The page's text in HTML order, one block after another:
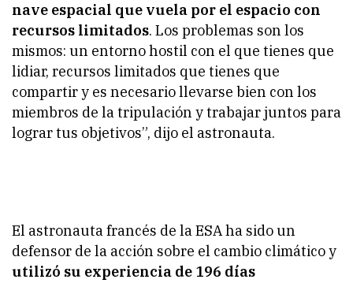
nave espacial que vuela por el espacio con
recursos limitados. Los problemas son los
mismos: un entorno hostil con el que tienes que
lidiar, recursos limitados que tienes que
compartir y es necesario llevarse bien con los
miembros de la tripulación y trabajar juntos para
lograr tus objetivos”, dijo el astronauta.
El astronauta francés de la ESA ha sido un
defensor de la acción sobre el cambio climático y
utilizó su experiencia de 196 días